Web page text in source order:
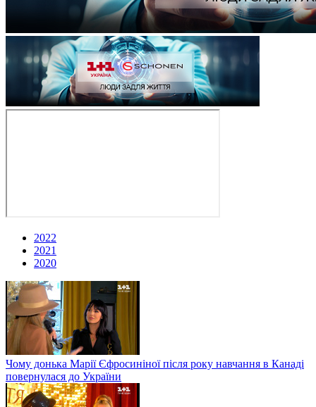
2022
2021
2020
Чому донька Марії Єфросиніної після року навчання в Канаді
повернулася до України